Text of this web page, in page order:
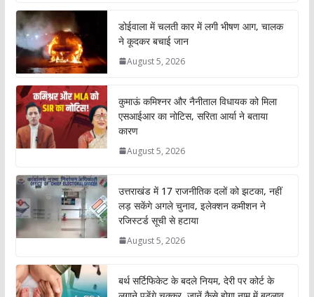
डोईवाला में चलती कार में लगी भीषण आग, चालक
ने कूदकर बचाई जान
August 5, 2026
कुमाऊं कमिश्नर और नैनीताल विधायक को मिला
एसआईआर का नोटिस, सरिता आर्या ने बताया
कारण
August 5, 2026
उत्तराखंड में 17 राजनीतिक दलों को झटका, नहीं
लड़ सकेंगे अगले चुनाव, इलेक्शन कमीशन ने
रजिस्टर्ड सूची से हटाया
August 5, 2026
बर्थ सर्टिफिकेट के बदले नियम, देरी पर कोर्ट के